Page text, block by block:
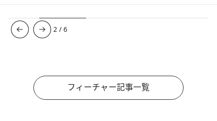
3 /6
フィーチャー記事一覧